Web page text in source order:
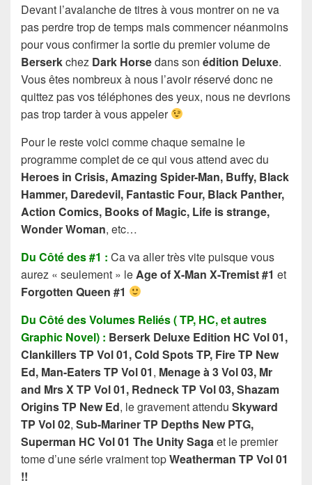
Devant l’avalanche de titres à vous montrer on ne va
pas perdre trop de temps mais commencer néanmoins
pour vous confirmer la sortie du premier volume de
Berserkchez Dark Horsedans son édition Deluxe.
Vous êtes nombreux à nous l’avoir réservé donc ne
quittez pas vos téléphones des yeux, nous ne devrions
pas trop tarder à vous appeler
Pour le reste voici comme chaque semaine le
programme complet de ce qui vous attend avec du
Heroes in Crisis, Amazing Spider-Man, Buffy, Black
Hammer, Daredevil, Fantastic Four, Black Panther,
Action Comics, Books of Magic, Life is strange,
Wonder Woman, etc…
Du Côté des #1 : Ca va aller très vite puisque vous
aurez « seulement » le Age of X-Man X-Tremist #1 et
Forgotten Queen #1
Du Côté des Volumes Reliés ( TP, HC, et autres
Graphic Novel) : Berserk Deluxe Edition HC Vol 01,
Clankillers TP Vol 01, Cold Spots TP, Fire TP New
Ed, Man-Eaters TP Vol 01, Menage à 3 Vol 03, Mr
and Mrs X TP Vol 01, Redneck TP Vol 03, Shazam
Origins TP New Ed, le gravement attendu Skyward
TP Vol 02, Sub-Mariner TP Depths New PTG,
Superman HC Vol 01 The Unity Saga et le premier
tome d’une série vraiment topWeatherman TP Vol 01
!!